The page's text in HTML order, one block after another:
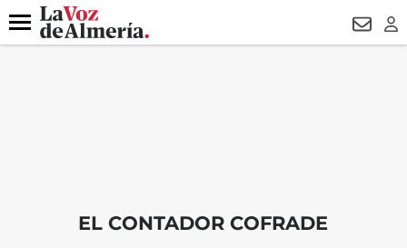
DESTACADO TURISMO
Menú
EL CONTADOR COFRADE